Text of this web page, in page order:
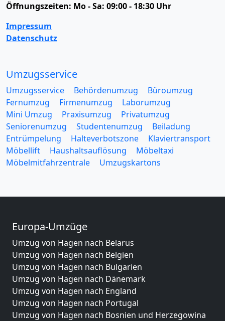
Öffnungszeiten: Mo - Sa: 09:00 - 18:30 Uhr
Impressum
Datenschutz
Umzugsservice
Umzugsservice Behördenumzug
Büroumzug
Fernumzug
Firmenumzug
Laborumzug
Mini Umzug
Praxisumzug
Privatumzug
Seniorenumzug
Studentenumzug
Beiladung
Entrümpelung
Halteverbotszone
Klaviertransport
Möbellift
Haushaltsauflösung
Möbeltaxi
Möbelmitfahrzentrale
Umzugskartons
Europa-Umzüge
Umzug von Hagen nach Belarus
Umzug von Hagen nach Belgien
Umzug von Hagen nach Bulgarien
Umzug von Hagen nach Dänemark
Umzug von Hagen nach England
Umzug von Hagen nach Portugal
Umzug von Hagen nach Bosnien und Herzegowina